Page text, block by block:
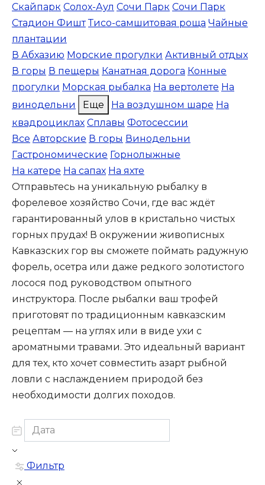
Скайпарк Солох-Аул Сочи Парк Сочи Парк
Стадион Фишт Тисо-самшитовая роща Чайные
плантации
В Абхазию Морские прогулки Активный отдых
В горы В пещеры Канатная дорога Конные
прогулки Морская рыбалка На вертолете На
винодельни
Еще На воздушном шаре На
квадроциклах Сплавы Фотосессии
Все Авторские В горы Винодельни
Гастрономические Горнолыжные
На катере На сапах На яхте
Отправьтесь на уникальную рыбалку в
форелевое хозяйство Сочи, где вас ждёт
гарантированный улов в кристально чистых
горных прудах! В окружении живописных
Кавказских гор вы сможете поймать радужную
форель, осетра или даже редкого золотистого
лосося под руководством опытного
инструктора. После рыбалки ваш трофей
приготовят по традиционным кавказским
рецептам — на углях или в виде ухи с
ароматными травами. Это идеальный вариант
для тех, кто хочет совместить азарт рыбной
ловли с наслаждением природой без
необходимости долгих походов.
Фильтр